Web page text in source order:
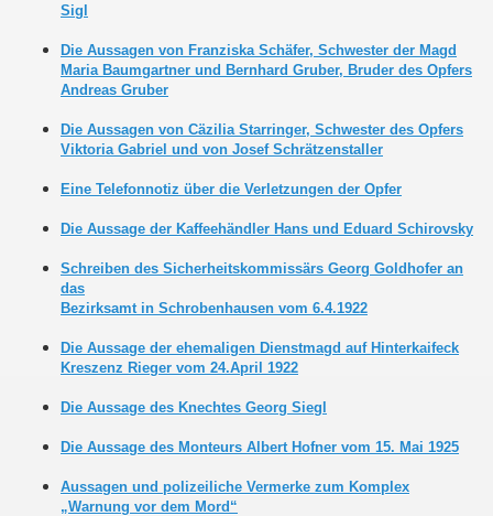
Sigl
Die Aussagen von Franziska Schäfer, Schwester der Magd
Maria Baumgartner und Bernhard Gruber, Bruder des Opfers
Andreas Gruber
Die Aussagen von Cäzilia Starringer, Schwester des Opfers
Viktoria Gabriel und von Josef Schrätzenstaller
Eine Telefonnotiz über die Verletzungen der Opfer
Die Aussage der Kaffeehändler Hans und Eduard Schirovsky
Schreiben des Sicherheitskommissärs Georg Goldhofer an
das
Bezirksamt in Schrobenhausen vom 6.4.1922
Die Aussage der ehemaligen Dienstmagd auf Hinterkaifeck
Kreszenz Rieger vom 24.April 1922
Die Aussage des Knechtes Georg Siegl
Die Aussage des Monteurs Albert Hofner vom 15. Mai 1925
Aussagen und polizeiliche Vermerke zum Komplex
„Warnung vor dem Mord“